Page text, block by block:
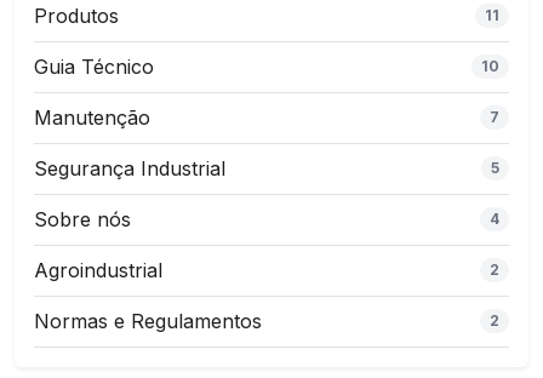
Produtos 11
Guia Técnico 10
Manutenção 7
Segurança Industrial 5
Sobre nós 4
Agroindustrial 2
Normas e Regulamentos 2